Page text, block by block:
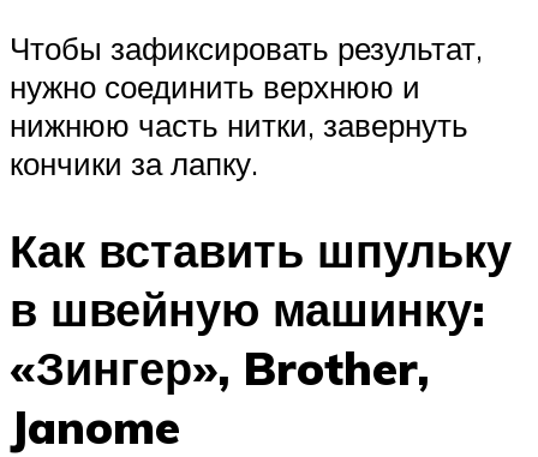
Чтобы зафиксировать результат,
нужно соединить верхнюю и
нижнюю часть нитки, завернуть
кончики за лапку.
Как вставить шпульку
в швейную машинку:
«Зингер», Brother,
Janome